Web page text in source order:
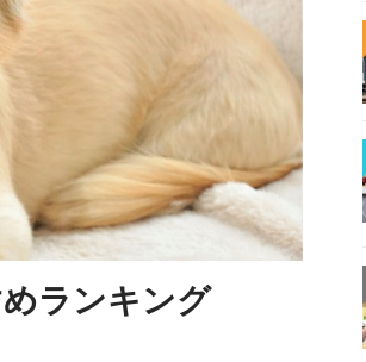
ランキング